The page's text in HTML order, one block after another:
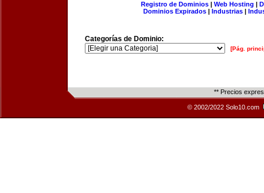
Registro de Dominios| Web Hosting |
Dominios Expirados | Industrias |
Categorías de Dominio:
[Pág.
** Precios
© 2002/2022 Solo10.com